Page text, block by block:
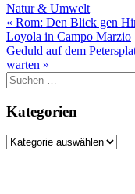
Natur & Umwelt
« Rom: Den Blick gen
Loyola in Campo Marzio
Geduld auf dem
warten »
Suche
nach:
Kategorien
Kategorien